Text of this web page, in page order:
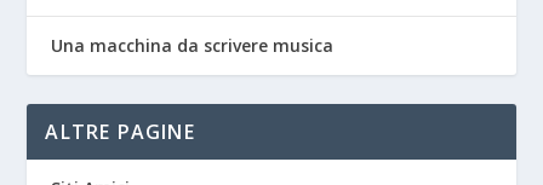
Una macchina da scrivere musica
ALTRE PAGINE